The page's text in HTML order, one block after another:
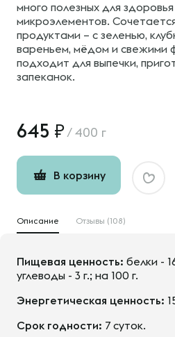
много полезных для
микроэлементов.
продуктами – с зеленью,
вареньем, мёдом и свежими
подходит для выпечки,
запеканок.
645 / 400 г
В корзину
Описание Отзывы (108)
Пищевая ценность: белки -
углеводы - 3 г.; на 100 г.
Энергетическая ценность:
Срок годности: 7 суток.